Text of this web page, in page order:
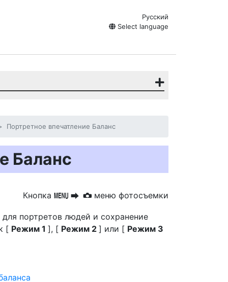
Русский
Select language
Портретное впечатление Баланс
Баланс
Кнопка G U C меню фотосъемки
портретов людей и сохранение
[ Режим 1 ], [ Режим 2 ] или [ Режим 3